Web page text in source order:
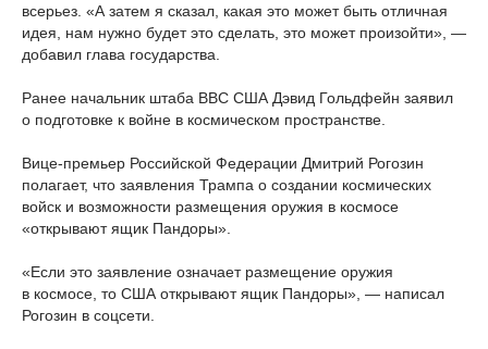
всерьез. «А затем я сказал, какая это может быть отличная
идея, нам нужно будет это сделать, это может произойти», —
добавил глава государства.
Ранее начальник штаба ВВС США Дэвид Гольдфейн заявил
о подготовке к войне в космическом пространстве.
Вице-премьер Российской Федерации Дмитрий Рогозин
полагает, что заявления Трампа о создании космических
войск и возможности размещения оружия в космосе
«открывают ящик Пандоры».
«Если это заявление означает размещение оружия
в космосе, то США открывают ящик Пандоры», — написал
Рогозин в соцсети.